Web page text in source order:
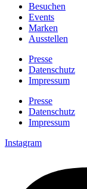
Besuchen
Events
Marken
Ausstellen
Presse
Datenschutz
Impressum
Presse
Datenschutz
Impressum
Instagram